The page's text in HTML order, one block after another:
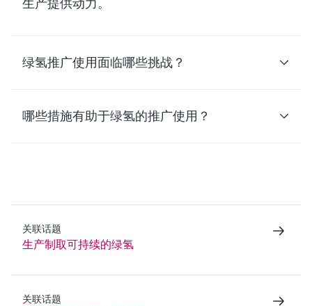
绿氢推广使用面临哪些挑战？
哪些措施有助于绿氢的推广使用？
关联话题
生产制取可持续的绿氢
关联话题